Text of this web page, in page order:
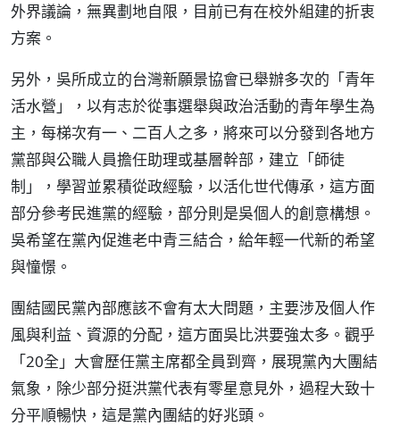
外界議論，無異劃地自限，目前已有在校外組建的折衷
方案。
另外，吳所成立的台灣新願景協會已舉辦多次的「青年
活水營」，以有志於從事選舉與政治活動的青年學生為
主，每梯次有一、二百人之多，將來可以分發到各地方
黨部與公職人員擔任助理或基層幹部，建立「師徒
制」，學習並累積從政經驗，以活化世代傳承，這方面
部分參考民進黨的經驗，部分則是吳個人的創意構想。
吳希望在黨內促進老中青三結合，給年輕一代新的希望
與憧憬。
團結國民黨內部應該不會有太大問題，主要涉及個人作
風與利益、資源的分配，這方面吳比洪要強太多。觀乎
「20全」大會歷任黨主席都全員到齊，展現黨內大團結
氣象，除少部分挺洪黨代表有零星意見外，過程大致十
分平順暢快，這是黨內團結的好兆頭。